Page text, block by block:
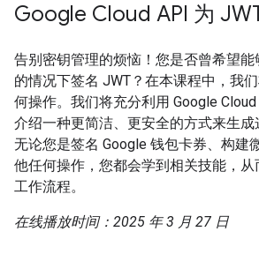
Google Cloud API 为
告别密钥管理的烦恼！您是否曾希望
的情况下签名 JWT？在本课程中，我
何操作。我们将充分利用 Google Cloud
介绍一种更简洁、更安全的方式来生成
无论您是签名 Google 钱包卡券、构建
他任何操作，您都会学到相关技能，
工作流程。
在线播放时间：2025 年 3 月 27 日